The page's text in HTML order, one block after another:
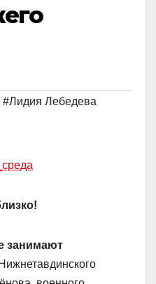
#Лидия Лебедева
занимают